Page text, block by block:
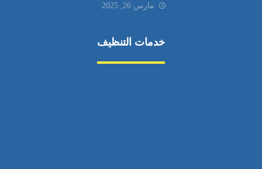
مارس 26, 2025
خدمات التنظيف